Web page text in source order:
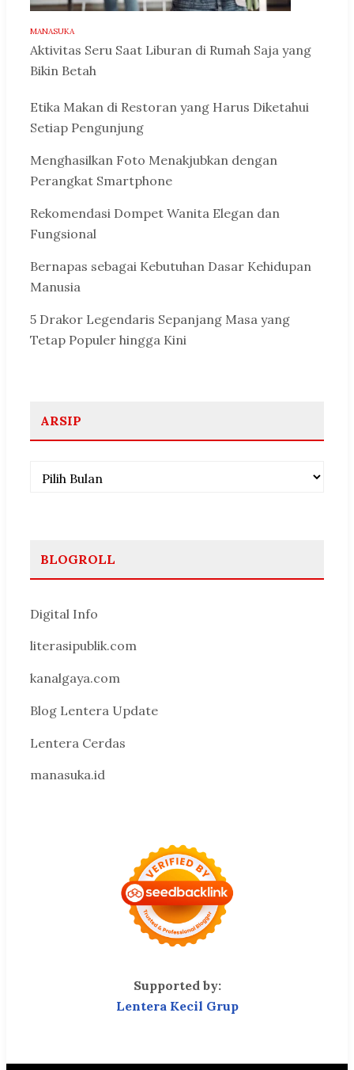
MANASUKA
Aktivitas Seru Saat Liburan di Rumah Saja yang
Bikin Betah
Etika Makan di Restoran yang Harus Diketahui
Setiap Pengunjung
Menghasilkan Foto Menakjubkan dengan
Perangkat Smartphone
Rekomendasi Dompet Wanita Elegan dan
Fungsional
Bernapas sebagai Kebutuhan Dasar Kehidupan
Manusia
5 Drakor Legendaris Sepanjang Masa yang
Tetap Populer hingga Kini
ARSIP
Arsip
BLOGROLL
Digital Info
literasipublik.com
kanalgaya.com
Blog Lentera Update
Lentera Cerdas
manasuka.id
Supported by:
Lentera Kecil Grup